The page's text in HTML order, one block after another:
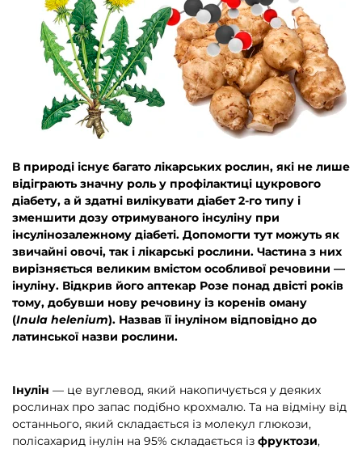
В природі існує багато лікарських рослин, які не лише
відіграють значну роль у профілактиці цукрового
діабету, а й здатні вилікувати діабет 2-го типу і
зменшити дозу отримуваного інсуліну при
інсулінозалежному діабеті. Допомогти тут можуть як
звичайні овочі, так і лікарські рослини. Частина з них
вирізняється великим вмістом особливої речовини —
інуліну. Відкрив його аптекар Розе понад двісті років
тому, добувши нову речовину із коренів оману
(Inula helenium). Назвав її інуліном відповідно до
латинської назви рослини.
Інулін — це вуглевод, який накопичується у деяких
рослинах про запас подібно крохмалю. Та на відміну від
останнього, який складається із молекул глюкози,
полісахарид інулін на 95% складається із фруктози,